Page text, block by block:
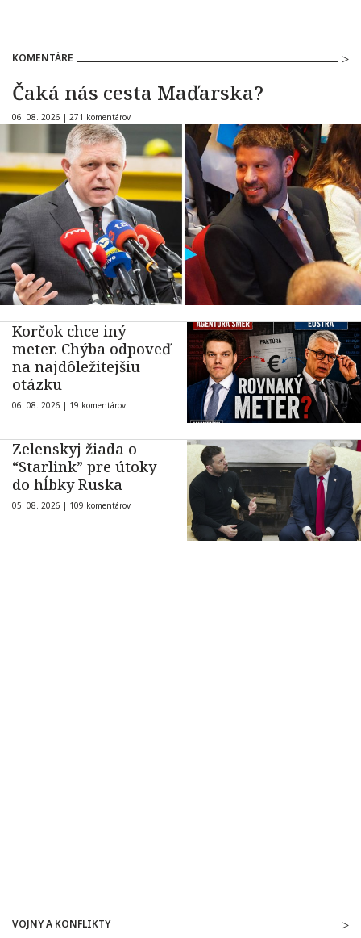
KOMENTÁRE
Čaká nás cesta Maďarska?
06. 08. 2026 | 271 komentárov
Korčok chce iný
meter. Chýba odpoveď
na najdôležitejšiu
otázku
06. 08. 2026 | 19 komentárov
Zelenskyj žiada o
“Starlink” pre útoky
do hĺbky Ruska
05. 08. 2026 | 109 komentárov
VOJNY A KONFLIKTY